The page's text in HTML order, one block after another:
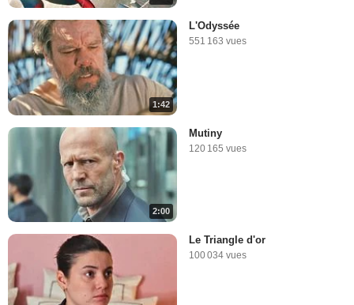
1:42
L'Odyssée
551 163 vues
2:00
Mutiny
120 165 vues
Le Triangle d'or
100 034 vues